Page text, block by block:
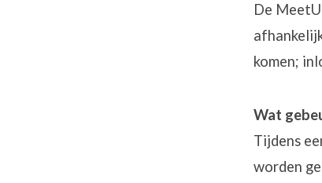
De
komen;
Wat
Tijdens
worden